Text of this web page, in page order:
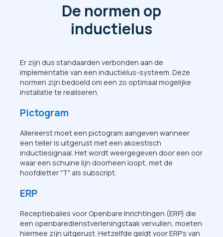
De normen op
inductielus
Er zijn dus standaarden verbonden aan de
implementatie van een inductielus-systeem. Deze
normen zijn bedoeld om een zo optimaal mogelijke
installatie te realiseren.
Pictogram
Allereerst moet een pictogram aangeven wanneer
een teller is uitgerust met een akoestisch
inductiesignaal. Het wordt weergegeven door een oor
waar een schuine lijn doorheen loopt, met de
hoofdletter "T" als subscript.
ERP
Receptiebalies voor Openbare Inrichtingen (ERP) die
een openbaredienstverleningstaak vervullen, moeten
hiermee zijn uitgerust. Hetzelfde geldt voor ERP's van